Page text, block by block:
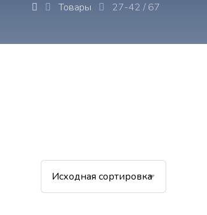
Товары 27-42 / 67